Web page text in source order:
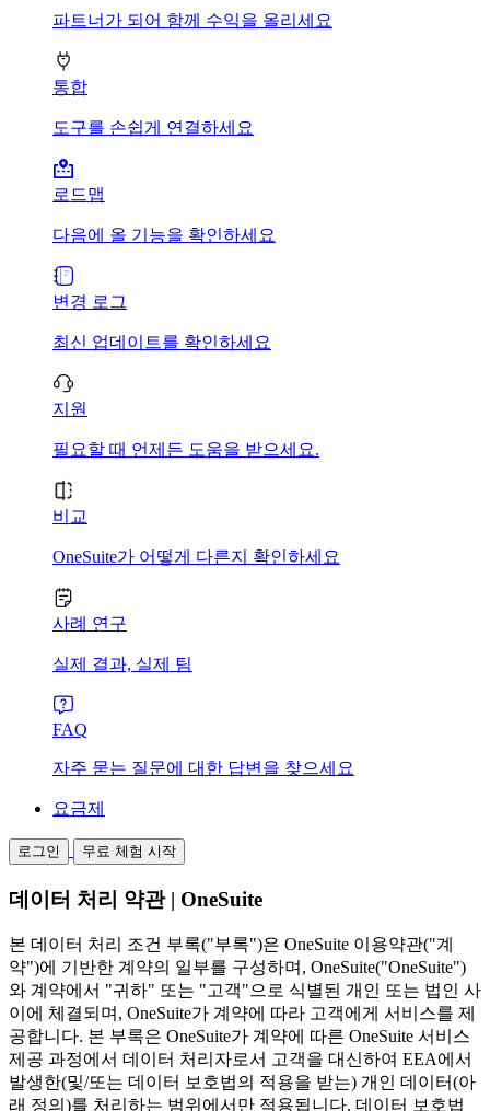
파트너가 되어 함께 수익을 올리세요
통합
도구를 손쉽게 연결하세요
로드맵
다음에 올 기능을 확인하세요
변경 로그
최신 업데이트를 확인하세요
지원
필요할 때 언제든 도움을 받으세요.
비교
OneSuite가 어떻게 다른지 확인하세요
사례 연구
실제 결과, 실제 팀
FAQ
자주 묻는 질문에 대한 답변을 찾으세요
요금제
로그인 무료 체험 시작
데이터 처리 약관 | OneSuite
본 데이터 처리 조건 부록("부록")은 OneSuite 이용약관("계
약")에 기반한 계약의 일부를 구성하며, OneSuite("OneSuite")
와 계약에서 "귀하" 또는 "고객"으로 식별된 개인 또는 법인 사
이에 체결되며, OneSuite가 계약에 따라 고객에게 서비스를 제
공합니다. 본 부록은 OneSuite가 계약에 따른 OneSuite 서비스
제공 과정에서 데이터 처리자로서 고객을 대신하여 EEA에서
발생한(및/또는 데이터 보호법의 적용을 받는) 개인 데이터(아
래 정의)를 처리하는 범위에서만 적용됩니다. 데이터 보호법